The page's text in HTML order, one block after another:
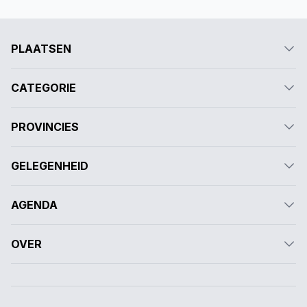
PLAATSEN
CATEGORIE
PROVINCIES
GELEGENHEID
AGENDA
OVER